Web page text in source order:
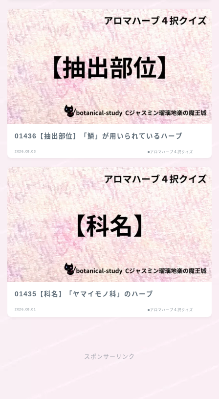
01436【抽出部位】「鱗」が用いられているハーブ
2026.08.03 ■アロマハーブ４択クイズ
01435【科名】「ヤマイモノ科」のハーブ
2026.08.01 ■アロマハーブ４択クイズ
スポンサーリンク